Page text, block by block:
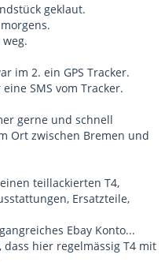
geklaut.
im 2. ein GPS Tracker.
SMS vom Tracker.
gerne und schnell
Ort zwischen Bremen und
teillackierten T4,
Ersatzteile,
Ebay Konto...
hier regelmässig T4 mit